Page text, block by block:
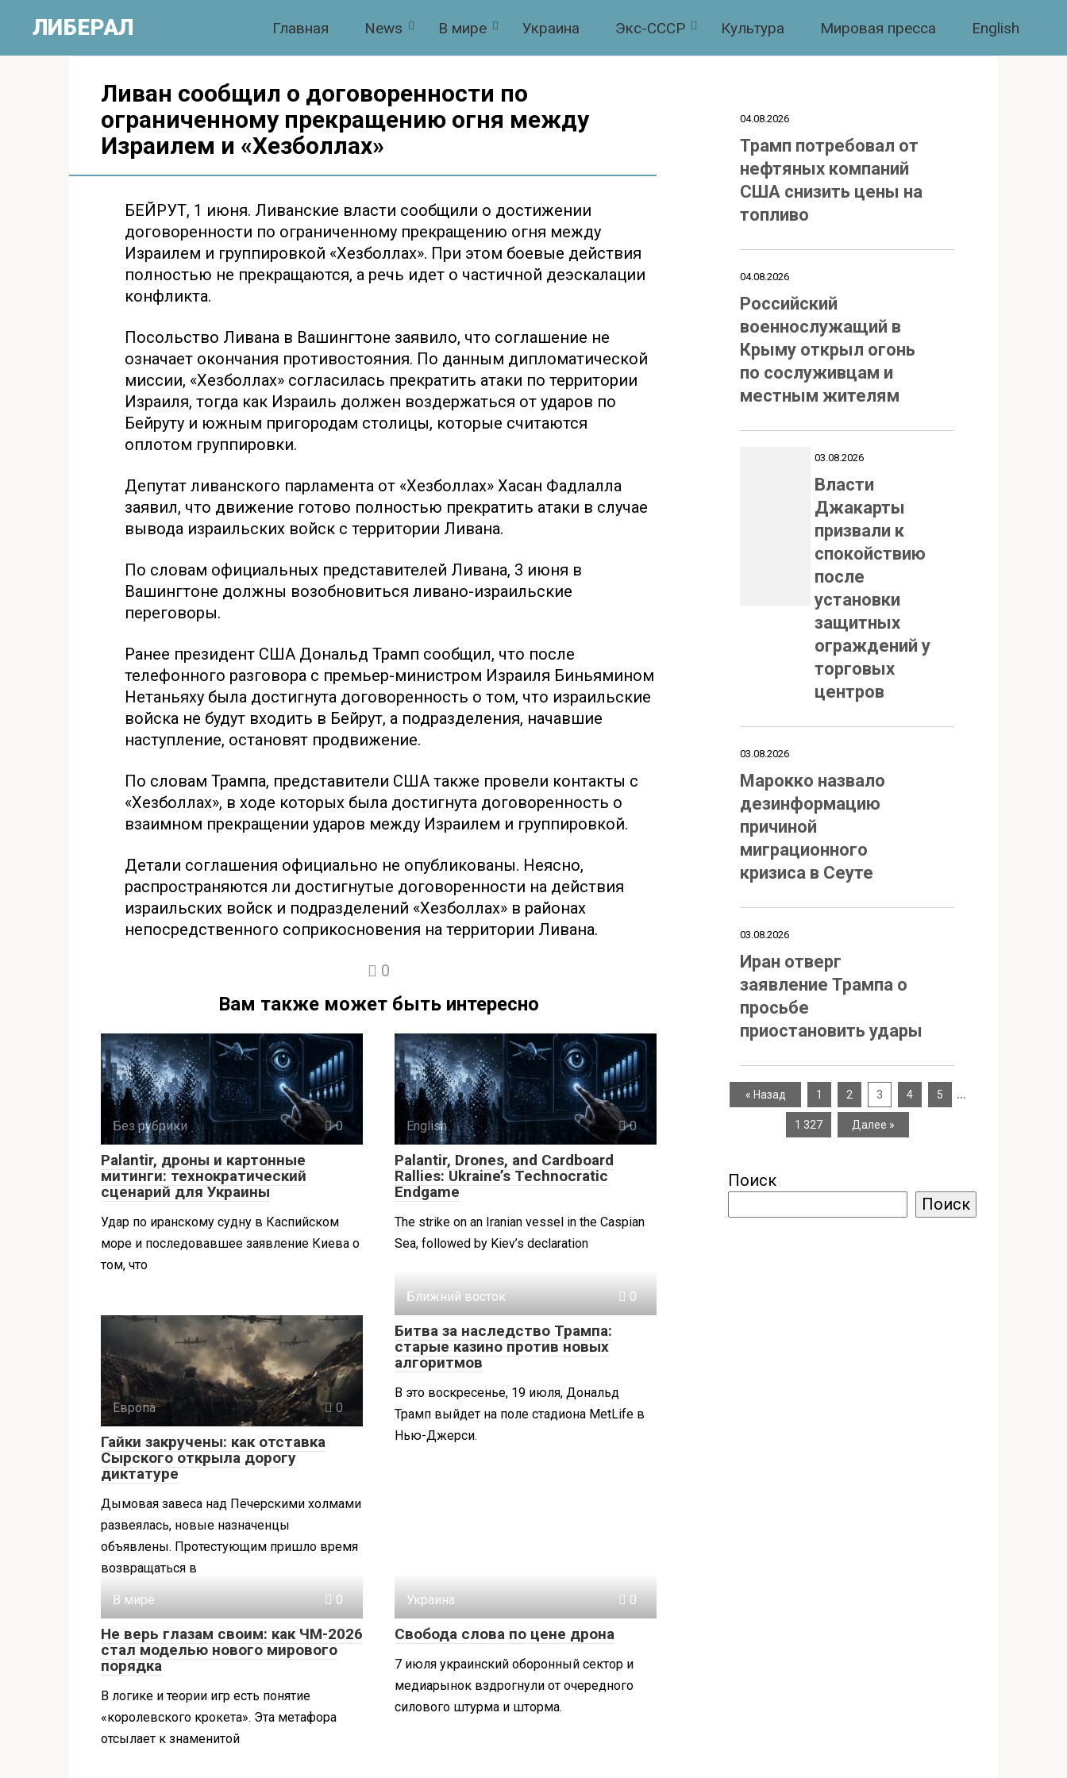
контенту
ЛИБЕРАЛ Главная News В мире Украина Экс-СССР Культура Мировая пресса English
Ливан сообщил о договоренности по
ограниченному прекращению огня между
Израилем и «Хезболлах»
БЕЙРУТ, 1 июня. Ливанские власти сообщили о достижении
договоренности по ограниченному прекращению огня между
Израилем и группировкой «Хезболлах». При этом боевые действия
полностью не прекращаются, а речь идет о частичной деэскалации
конфликта.
Посольство Ливана в Вашингтоне заявило, что соглашение не
означает окончания противостояния. По данным дипломатической
миссии, «Хезболлах» согласилась прекратить атаки по территории
Израиля, тогда как Израиль должен воздержаться от ударов по
Бейруту и южным пригородам столицы, которые считаются
оплотом группировки.
Депутат ливанского парламента от «Хезболлах» Хасан Фадлалла
заявил, что движение готово полностью прекратить атаки в случае
вывода израильских войск с территории Ливана.
По словам официальных представителей Ливана, 3 июня в
Вашингтоне должны возобновиться ливано-израильские
переговоры.
Ранее президент США Дональд Трамп сообщил, что после
телефонного разговора с премьер-министром Израиля Биньямином
Нетаньяху была достигнута договоренность о том, что израильские
войска не будут входить в Бейрут, а подразделения, начавшие
наступление, остановят продвижение.
По словам Трампа, представители США также провели контакты с
«Хезболлах», в ходе которых была достигнута договоренность о
взаимном прекращении ударов между Израилем и группировкой.
Детали соглашения официально не опубликованы. Неясно,
распространяются ли достигнутые договоренности на действия
израильских войск и подразделений «Хезболлах» в районах
непосредственного соприкосновения на территории Ливана.
0
Вам также может быть интересно
Без рубрики 0
Palantir, дроны и картонные
митинги: технократический
сценарий для Украины
Удар по иранскому судну в Каспийском
море и последовавшее заявление Киева о
том, что
English 0
Palantir, Drones, and Cardboard
Rallies: Ukraine’s Technocratic
Endgame
The strike on an Iranian vessel in the Caspian
Sea, followed by Kiev’s declaration
Европа 0
Гайки закручены: как отставка
Сырского открыла дорогу
диктатуре
Дымовая завеса над Печерскими холмами
развеялась, новые назначенцы
объявлены. Протестующим пришло время
возвращаться в
Ближний восток 0
Битва за наследство Трампа:
старые казино против новых
алгоритмов
В это воскресенье, 19 июля, Дональд
Трамп выйдет на поле стадиона MetLife в
Нью-Джерси.
В мире 0
Не верь глазам своим: как ЧМ-2026
стал моделью нового мирового
порядка
В логике и теории игр есть понятие
«королевского крокета». Эта метафора
отсылает к знаменитой
Украина 0
Свобода слова по цене дрона
7 июля украинский оборонный сектор и
медиарынок вздрогнули от очередного
силового штурма и шторма.
04.08.2026
Трамп потребовал от
нефтяных компаний
США снизить цены на
топливо
04.08.2026
Российский
военнослужащий в
Крыму открыл огонь
по сослуживцам и
местным жителям
03.08.2026
Власти
Джакарты
призвали к
спокойствию
после
установки
защитных
ограждений у
торговых
центров
03.08.2026
Марокко назвало
дезинформацию
причиной
миграционного
кризиса в Сеуте
03.08.2026
Иран отверг
заявление Трампа о
просьбе
приостановить удары
« Назад 1 2 3 4 5 …
1 327 Далее »
Поиск
Поиск